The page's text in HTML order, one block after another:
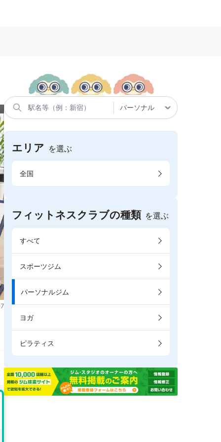
エリア を選ぶ
全国
フィットネスクラブの種類 を選ぶ
すべて
スポーツジム
パーソナルジム
ヨガ
ピラティス